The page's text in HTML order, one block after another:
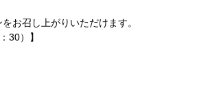
お召し上がりいただけます。
30）】